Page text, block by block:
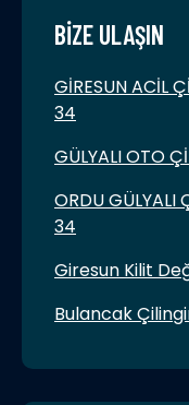
BIZE ULAŞIN
GİRESUN ACİL
34
GÜLYALI OTO
ORDU GÜLYALI
34
Giresun Kilit
Bulancak